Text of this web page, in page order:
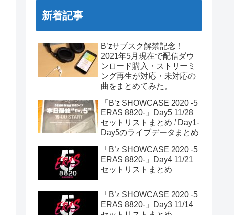
新着記事
B’zサブスク解禁記念！
2021年5月現在で配信ダウ
ンロード購入・ストリーミ
ング再生が対応・未対応の
曲をまとめてみた。
「B’z SHOWCASE 2020 -5
ERAS 8820-」Day5 11/28
セットリストまとめ / Day1-
Day5のライブデータまとめ
「B’z SHOWCASE 2020 -5
ERAS 8820-」Day4 11/21
セットリストまとめ
「B’z SHOWCASE 2020 -5
ERAS 8820-」Day3 11/14